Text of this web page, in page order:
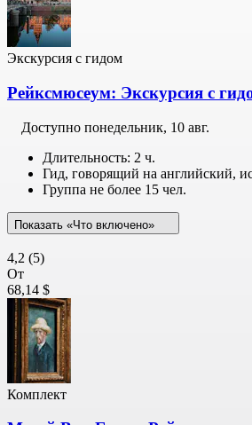
Экскурсия с гидом
Рейксмюсеум: Экскурсия с
Доступно понедельник, 10 авг.
Длительность: 2 ч.
Гид, говорящий на английский,
Группа не более 15 чел.
Показать «Что включено»
4,2 (5)
От
68,14 $
Комплект